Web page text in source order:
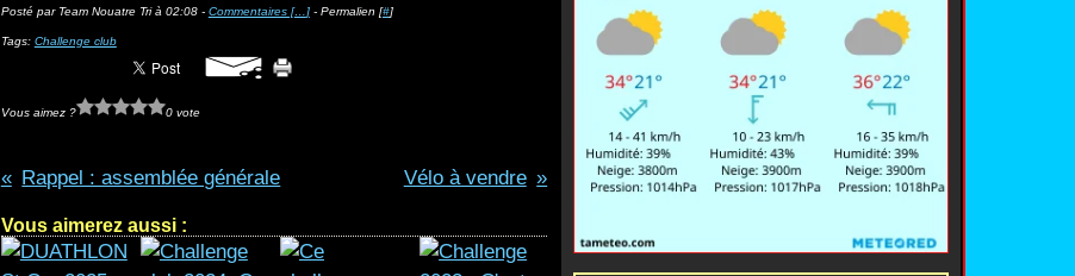
Posté par Team Nouatre Tri à 02:08 - Commentaires [… ]- Permalien [#]
Tags: Challenge club
Vous aimez ? 0 vote
Rappel : assemblée générale Vélo à vendre
Vous aimerez aussi :